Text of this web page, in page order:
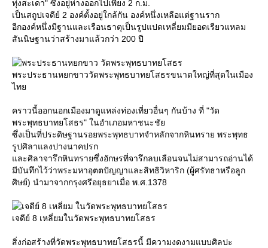
ทุ่งสะเดา" ซึ่งอยู่ห่างออกไปเพียง 2 ก.ม.
เป็นสถูปเจดีย์ 2 องค์ตั้งอยู่ใกล้กัน องค์หนึ่งเหลือแต่ฐานราก
อีกองค์หนึ่งมีฐานและเรือนธาตุเป็นรูปแปดเหลี่ยมมียอดเรียวแหลม
สันนิษฐานว่าสร้างมาแล้วกว่า 200 ปี
พระประธานหยกขาววัดพระพุทธบาทยโสธรขนาดใหญ่ที่สุดในเมือง
ไท
คราวนี้ออกนอกเมืองมาดูแหล่งท่องเที่ยวอื่นๆ กันบ้าง ที่ "วัด
พระพุทธบาทยโสธร" ในอำเภอมหาชนะชั
ซึ่งเป็นที่ประดิษฐานรอยพระพุทธบาทจำหลักจากหินทราย พระพุทธ
รูปศิลาแลงปางนาคปรก
ละศิลาจารึกหินทรายซึ่งอักษรที่จารึกลบเลือนจนไม่สามารถอ่านได้
มีบันทึกไว้ว่าพระมหาอุตตปัญญาและสิทธิวิหาริก (ผู้ศรัทธาหรือลูก
ศิษย์) นำมาจากกรุงศรีอยุธยาเมื่อ พ.ศ.1378
เจดีย์ 8 เหลี่ยมในวัดพระพุทธบาทยโสธร
สิ่งก่อสร้างที่วัดพระพุทธบาทยโสธรนี้ มีความงดงามแบบศิลปะ